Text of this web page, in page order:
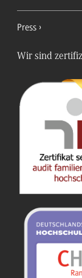
Press
Wir sind